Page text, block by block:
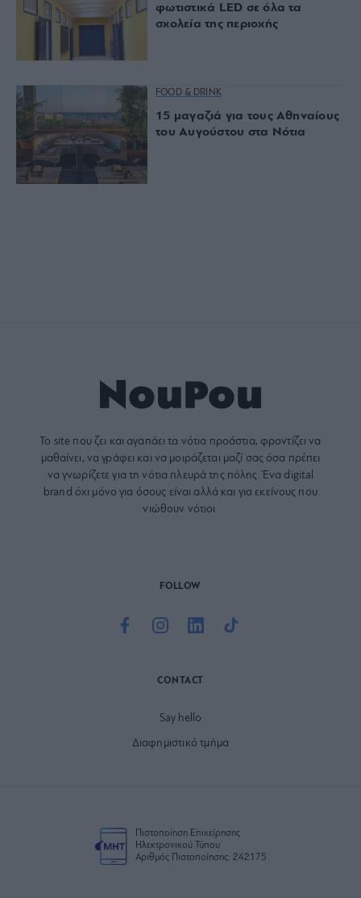
φωτιστικά LED σε όλα τα
σχολεία της περιοχής
FOOD & DRINK
15 μαγαζιά για τους Αθηναίους
του Αυγούστου στα Νότια
Το site που ζει και αγαπάει τα νότια προάστια, φροντίζει να
μαθαίνει, να γράφει και να μοιράζεται μαζί σας όσα πρέπει
να γνωρίζετε για τη νότια πλευρά της πόλης. Ένα digital
brand όχι μόνο για όσους είναι αλλά και για εκείνους που
νιώθουν νότιοι.
FOLLOW
CONTACT
Say hello
Διαφημιστικό τμήμα
Πιστοποίηση Επιχείρησης
Ηλεκτρονικού Τύπου
Αριθμός Πιστοποίησης: 242175